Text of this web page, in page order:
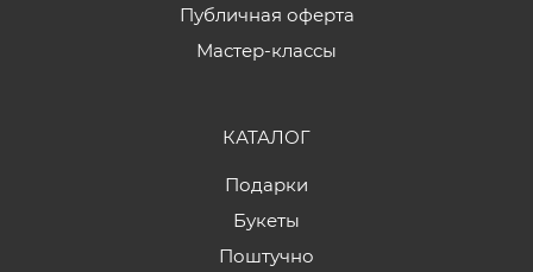
Публичная оферта
Мастер-классы
КАТАЛОГ
Подарки
Букеты
Поштучно